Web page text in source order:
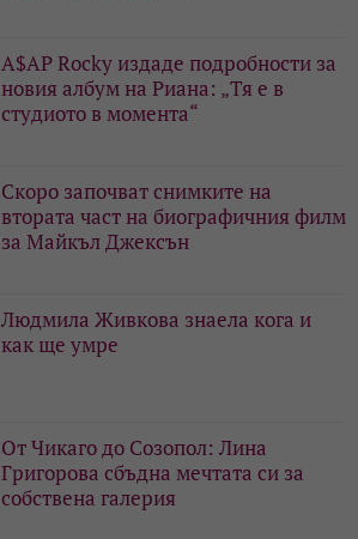
A$AP Rocky издаде подробности за
новия албум на Риана: „Тя е в
студиото в момента“
Скоро започват снимките на
втората част на биографичния филм
за Майкъл Джексън
Людмила Живкова знаела кога и
как ще умре
От Чикаго до Созопол: Лина
Григорова сбъдна мечтата си за
собствена галерия